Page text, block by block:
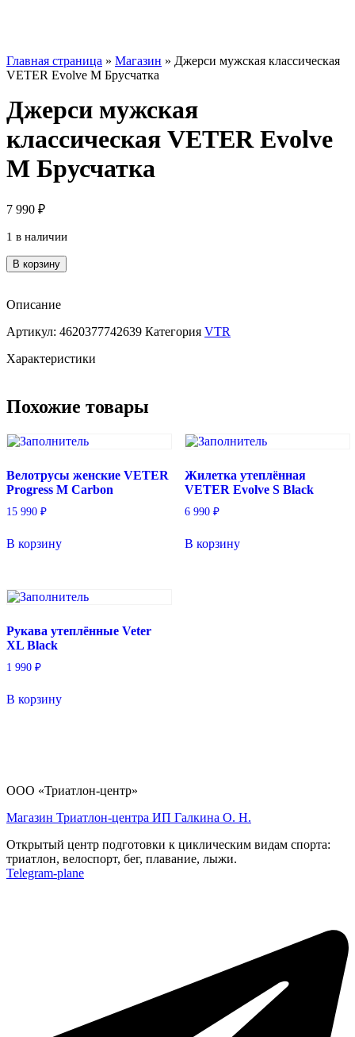
Главная страница » Магазин » Джерси мужская классическая
VETER Evolve M Брусчатка
Джерси мужская
классическая VETER Evolve
M Брусчатка
7 990 ₽
1 в наличии
Количество
товара
мужская
VETER
M
В корзину
Описание
Артикул: 4620377742639 Категория VTR
Характеристики
Похожие товары
Велотрусы женские VETER
Progress M Carbon
15 990 ₽
В корзину
Жилетка утеплённая
VETER Evolve S Black
6 990 ₽
В корзину
Рукава утеплённые Veter
XL Black
1 990 ₽
В корзину
ООО «Триатлон-центр»
Магазин Триатлон-центра ИП Галкина О. Н.
Открытый центр подготовки к циклическим видам спорта:
триатлон, велоспорт, бег, плавание, лыжи.
Telegram-plane